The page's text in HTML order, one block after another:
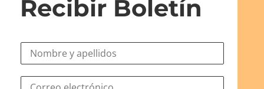
Recibir Boletín
N
*
C